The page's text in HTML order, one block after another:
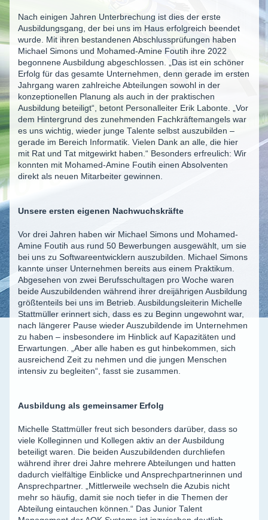
Nach einigen Jahren Unterbrechung ist dies der erste
Ausbildungsgang, der bei uns im Haus erfolgreich beendet
wurde. Mit ihren bestandenen Abschlussprüfungen haben
Michael Simons und Mohamed-Amine Foutih ihre 2022
begonnene Ausbildung abgeschlossen. „Das ist ein schöner
Erfolg für das gesamte Unternehmen, denn gerade im ersten
Jahrgang waren zahlreiche Abteilungen sowohl in der
konzeptionellen Planung als auch in der praktischen
Ausbildung beteiligt“, betont Personalleiter Erik Labonte. „Vor
dem Hintergrund des zunehmenden Fachkräftemangels war
es uns wichtig, wieder junge Talente selbst auszubilden –
gerade im Bereich Informatik. Vielen Dank an alle, die hier
mit Rat und Tat mitgewirkt haben.“ Besonders erfreulich: Wir
konnten mit Mohamed-Amine Foutih einen Absolventen
direkt als neuen Mitarbeiter gewinnen.
Unsere ersten eigenen Nachwuchskräfte
Vor drei Jahren haben wir Michael Simons und Mohamed-
Amine Foutih aus rund 50 Bewerbungen ausgewählt, um sie
bei uns zu Softwareentwicklern auszubilden. Michael Simons
kannte unser Unternehmen bereits aus einem Praktikum.
Abgesehen von zwei Berufsschultagen pro Woche waren
beide Auszubildenden während ihrer dreijährigen Ausbildung
größtenteils bei uns im Betrieb. Ausbildungsleiterin Michelle
Stattmüller erinnert sich, dass es zu Beginn ungewohnt war,
nach längerer Pause wieder Auszubildende im Unternehmen
zu haben – insbesondere im Hinblick auf Kapazitäten und
Erwartungen. „Aber alle haben es gut hinbekommen, sich
ausreichend Zeit zu nehmen und die jungen Menschen
intensiv zu begleiten“, fasst sie zusammen.
Ausbildung als gemeinsamer Erfolg
Michelle Stattmüller freut sich besonders darüber, dass so
viele Kolleginnen und Kollegen aktiv an der Ausbildung
beteiligt waren. Die beiden Auszubildenden durchliefen
während ihrer drei Jahre mehrere Abteilungen und hatten
dadurch vielfältige Einblicke und Ansprechpartnerinnen und
Ansprechpartner. „Mittlerweile wechseln die Azubis nicht
mehr so häufig, damit sie noch tiefer in die Themen der
Abteilung eintauchen können.“ Das Junior Talent